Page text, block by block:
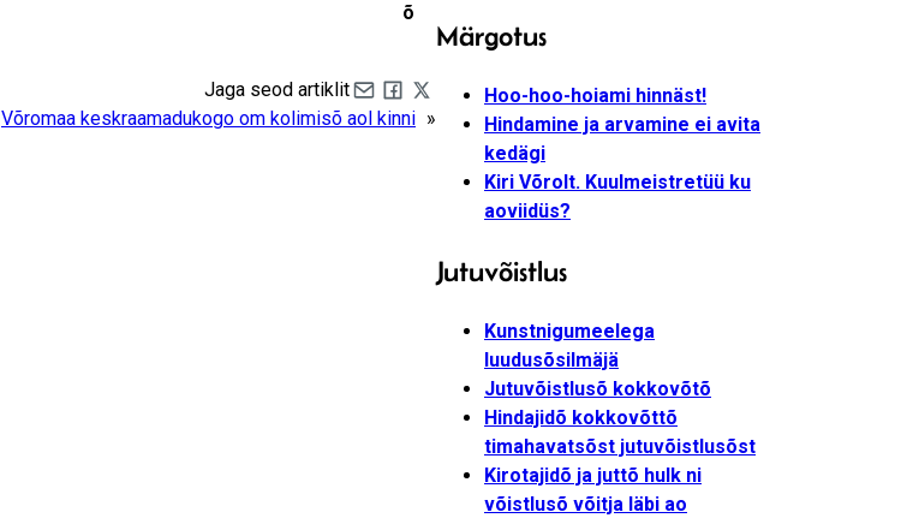
õ
Jaga seod artiklit
Share by e-mail
Share on Facebook
Share on X
Võromaa keskraamadukogo om kolimisõ aol kinni »
Märgotus
Hoo-hoo-hoiami hinnäst!
Hindamine ja arvamine ei avita
kedägi
Kiri Võrolt. Kuulmeistretüü ku
aoviidüs?
Jutuvõistlus
Kunstnigumeelega
luudusõsilmäjä
Jutuvõistlusõ kokkovõtõ
Hindajidõ kokkovõttõ
timahavatsõst jutuvõistlusõst
Kirotajidõ ja juttõ hulk ni
võistlusõ võitja läbi ao